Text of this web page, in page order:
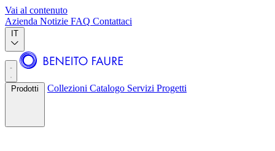
Vai al contenuto
Azienda Notizie FAQ Contattaci
IT
Prodotti Collezioni Catalogo Servizi Progetti